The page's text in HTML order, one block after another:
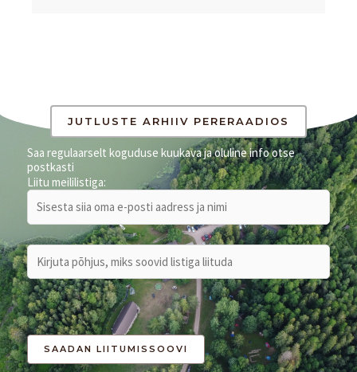
JUTLUSTE ARHIIV PERERAADIOS
Saa regulaarselt koguduse kuukava ja oluline info otse
postkasti
Liitu meililistiga: